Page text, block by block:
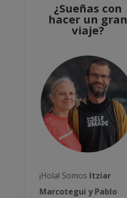
¿Sueñas con
hacer un gran
viaje?
¡Hola! Somos Itziar
Marcotegui y Pablo